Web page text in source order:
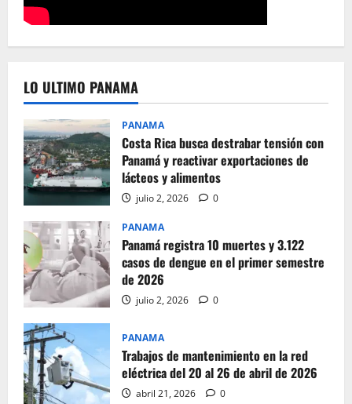
LO ULTIMO PANAMA
PANAMA
Costa Rica busca destrabar tensión con
Panamá y reactivar exportaciones de
lácteos y alimentos
julio 2, 2026 0
PANAMA
Panamá registra 10 muertes y 3.122
casos de dengue en el primer semestre
de 2026
julio 2, 2026 0
PANAMA
Trabajos de mantenimiento en la red
eléctrica del 20 al 26 de abril de 2026
abril 21, 2026 0